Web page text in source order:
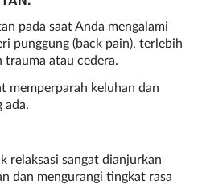
pada saat Anda mengalami
punggung (back pain), terlebih
trauma atau cedera.
memperparah keluhan dan
ada.
relaksasi sangat dianjurkan
dan mengurangi tingkat rasa